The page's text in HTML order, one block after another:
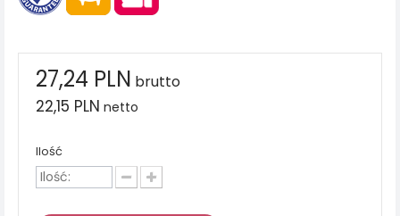
27,24 PLN brutto
22,15 PLN netto
Ilość